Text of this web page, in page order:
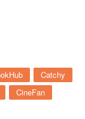
Catchy
CineFan